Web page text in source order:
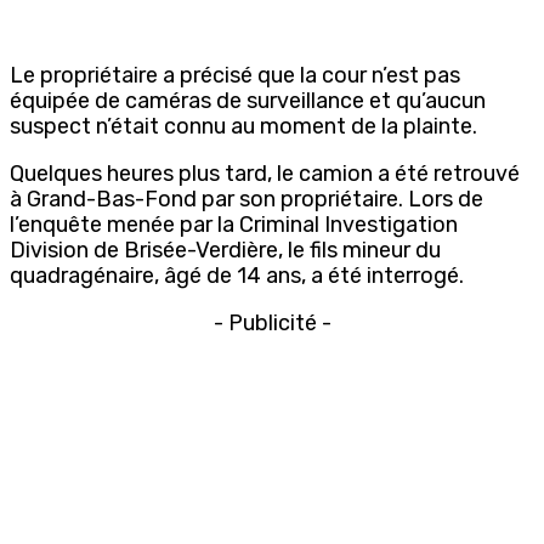
Le propriétaire a précisé que la cour n’est pas
équipée de caméras de surveillance et qu’aucun
suspect n’était connu au moment de la plainte.
Quelques heures plus tard, le camion a été retrouvé
à Grand-Bas-Fond par son propriétaire. Lors de
l’enquête menée par la Criminal Investigation
Division de Brisée-Verdière, le fils mineur du
quadragénaire, âgé de 14 ans, a été interrogé.
- Publicité -